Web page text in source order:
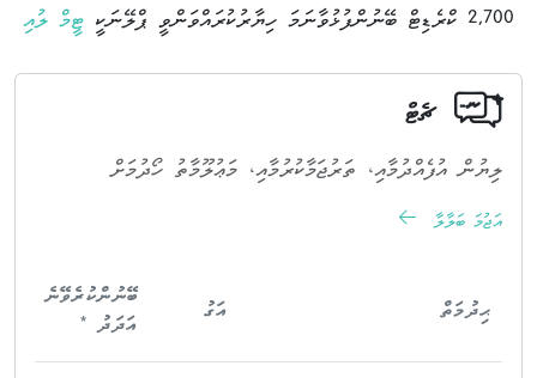
2,700 ކްރެޑިޓް ބޭނުންފުޅުވާނަމަ ހިޔާރުކުރައްވަންވީ ޕްލޭނަކީ ޓީމް ލުއި
ޗެޓް
ލިޔުން އުފެއްދުމާއި، ތަރުޖަމާކުރުމާއި، މަޢުލޫމާތު ހޯދުމަށް
އަޖުމަ ބަލާލާ
ޙިދުމަތް އަގު
ބޭނުންކުރެވޭނެ
އަދަދު *